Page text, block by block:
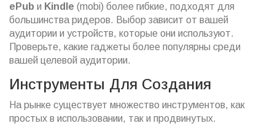
ePub и Kindle (mobi) более гибкие, подходят для
большинства ридеров. Выбор зависит от вашей
аудитории и устройств, которые они используют.
Проверьте, какие гаджеты более популярны среди
вашей целевой аудитории.
Инструменты Для Создания
На рынке существует множество инструментов, как
простых в использовании, так и продвинутых.